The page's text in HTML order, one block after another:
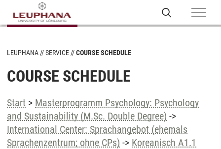
LEUPHANA SERVICE COURSE SCHEDULE
COURSE SCHEDULE
Start > Masterprogramm Psychology: Psychology
and Sustainability (M.Sc. Double Degree) ->
International Center: Sprachangebot (ehemals
Sprachenzentrum; ohne CPs) -> Koreanisch A1.1